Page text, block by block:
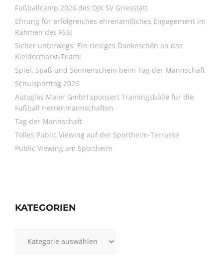
Fußballcamp 2026 des DJK SV Griesstätt
Ehrung für erfolgreiches ehrenamtliches Engagement im
Rahmen des FSSJ
Sicher unterwegs: Ein riesiges Dankeschön an das
Kleidermarkt-Team!
Spiel, Spaß und Sonnenschein beim Tag der Mannschaft
Schulsporttag 2026
Autoglas Maier GmbH sponsert Trainingsbälle für die
Fußball Herrenmannschaften
Tag der Mannschaft
Tolles Public Viewing auf der Sportheim-Terrasse
Public Viewing am Sportheim
KATEGORIEN